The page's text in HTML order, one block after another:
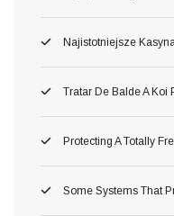
Najistotniejsze
Tratar De Balde A Koi
Protecting A Totally
Some Systems That